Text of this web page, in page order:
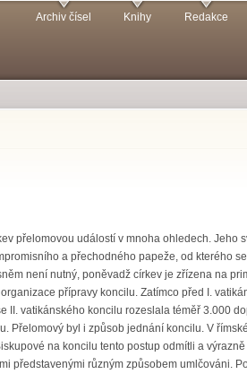
Archiv čísel Knihy Redakce
přelomovou událostí v mnoha ohledech. Jeho
a přechodného papeže, od kterého
není nutný, poněvadž církev je zřízena na
přípravy koncilu. Zatímco před I.
vatikánského koncilu rozeslala téměř 3.000
Přelomový byl i způsob jednání koncilu. V
na koncilu tento postup odmítli a
představenými různým způsobem umlčováni.